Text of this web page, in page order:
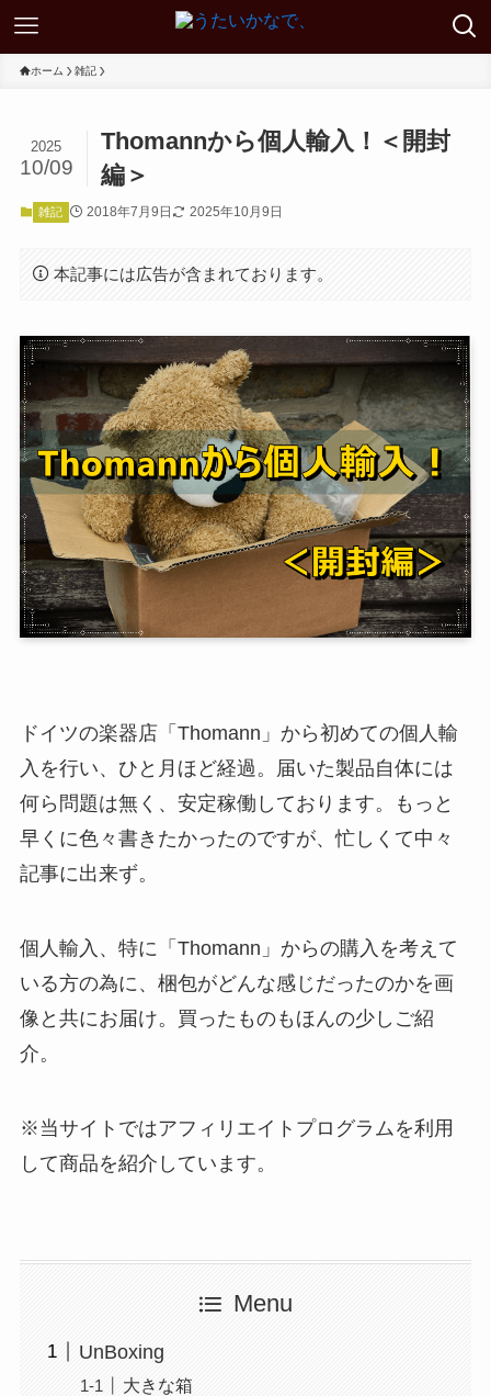
ホーム 雑記
Thomannから個人輸入！＜開封
編＞
2025
10/09
雑記 2018年7月9日 2025年10月9日
本記事には広告が含まれております。
ドイツの楽器店「Thomann」から初めての個人輸
入を行い、ひと月ほど経過。届いた製品自体には
何ら問題は無く、安定稼働しております。もっと
早くに色々書きたかったのですが、忙しくて中々
記事に出来ず。
個人輸入、特に「Thomann」からの購入を考えて
いる方の為に、梱包がどんな感じだったのかを画
像と共にお届け。買ったものもほんの少しご紹
介。
※当サイトではアフィリエイトプログラムを利用
して商品を紹介しています。
Menu
UnBoxing
大きな箱